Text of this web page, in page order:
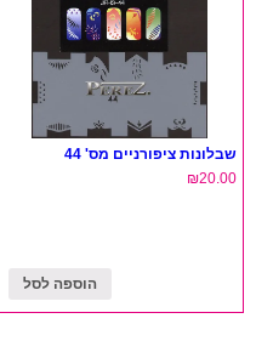
שבלונות ציפורניים מס' 44
₪20.00
הוספה לסל